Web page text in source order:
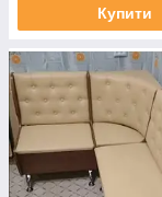
Купити